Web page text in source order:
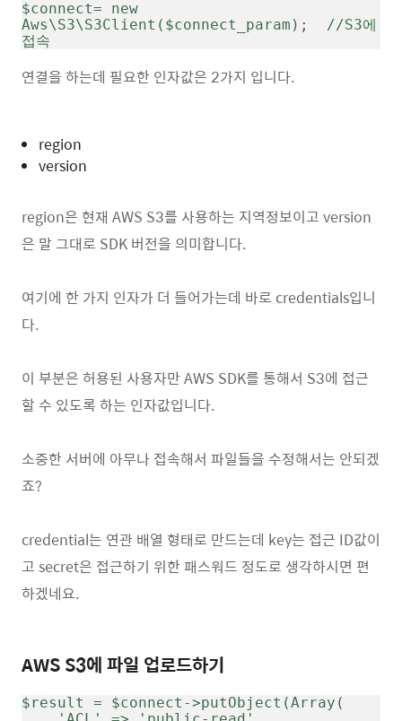
$connect= new
Aws\S3\S3Client($connect_param);  //S3에
접속
연결을 하는데 필요한 인자값은 2가지 입니다.
region
version
region은 현재 AWS S3를 사용하는 지역정보이고 version
은 말 그대로 SDK 버전을 의미합니다.
여기에 한 가지 인자가 더 들어가는데 바로 credentials입니
다.
이 부분은 허용된 사용자만 AWS SDK를 통해서 S3에 접근
할 수 있도록 하는 인자값입니다.
소중한 서버에 아무나 접속해서 파일들을 수정해서는 안되겠
죠?
credential는 연관 배열 형태로 만드는데 key는 접근 ID값이
고 secret은 접근하기 위한 패스워드 정도로 생각하시면 편
하겠네요.
AWS S3에 파일 업로드하기
$result = $connect->putObject(Array(